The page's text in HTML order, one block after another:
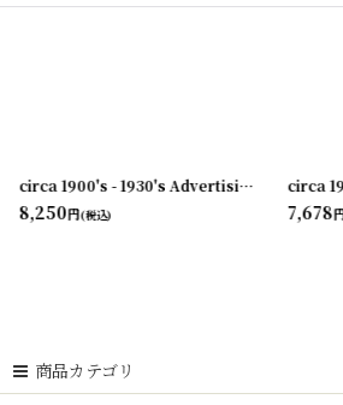
[231003-04] [231003-03]
circa 1900's - 1930's Advertising Clip COAL AND COKE...
8,250円(税込) 7,678
商品カテゴリ